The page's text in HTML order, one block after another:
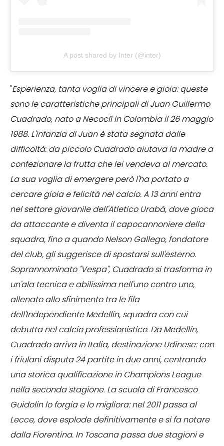
A post shared by Inter (@inter)
"Esperienza, tanta voglia di vincere e gioia: queste
sono le caratteristiche principali di Juan Guillermo
Cuadrado, nato a Necoclí in Colombia il 26 maggio
1988. L'infanzia di Juan è stata segnata dalle
difficoltà: da piccolo Cuadrado aiutava la madre a
confezionare la frutta che lei vendeva al mercato.
La sua voglia di emergere però l'ha portato a
cercare gioia e felicità nel calcio. A 13 anni entra
nel settore giovanile dell'Atletico Urabá, dove gioca
da attaccante e diventa il capocannoniere della
squadra, fino a quando Nelson Gallego, fondatore
del club, gli suggerisce di spostarsi sull'esterno.
Soprannominato "Vespa", Cuadrado si trasforma in
un'ala tecnica e abilissima nell'uno contro uno,
allenato allo sfinimento tra le fila
dell'Independiente Medellín, squadra con cui
debutta nel calcio professionistico. Da Medellín,
Cuadrado arriva in Italia, destinazione Udinese: con
i friulani disputa 24 partite in due anni, centrando
una storica qualificazione in Champions League
nella seconda stagione. La scuola di Francesco
Guidolin lo forgia e lo migliora: nel 2011 passa al
Lecce, dove esplode definitivamente e si fa notare
dalla Fiorentina. In Toscana passa due stagioni e